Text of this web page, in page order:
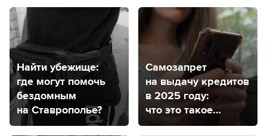
Найти убежище:
где могут помочь
бездомным
на Ставрополье?
Самозапрет
на выдачу кредитов
в 2025 году:
что это такое
и как будет